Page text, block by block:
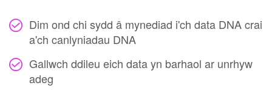
Dim ond chi sydd â mynediad i'ch data DNA crai
a'ch canlyniadau DNA
Gallwch ddileu eich data yn barhaol ar unrhyw
adeg